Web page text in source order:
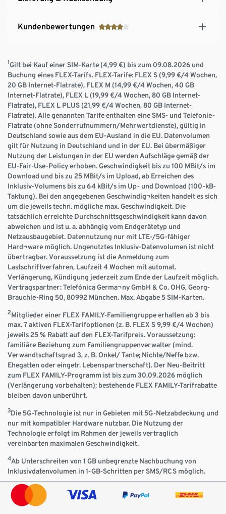
Kundenbewertungen
1Gilt bei Kauf einer SIM-Karte (4,99 €) bis zum 09.08.2026 und
Buchung eines FLEX-Tarifs. FLEX-Tarife: FLEX S (9,99 €/4 Wochen,
20 GB Internet-Flatrate), FLEX M (14,99 €/4 Wochen, 40 GB
Internet-Flatrate), FLEX L (19,99 €/4 Wochen, 80 GB Internet-
Flatrate), FLEX L PLUS (21,99 €/4 Wochen, 80 GB Internet-
Flatrate). Alle genannten Tarife enthalten eine SMS- und Telefonie-
Flatrate (ohne Sonderrufnummern/Mehrwertdienste), gültig in
Deutschland sowie aus dem EU-Ausland in die EU. Datenvolumen
gilt für Nutzung in Deutschland und in der EU. Bei übermäßiger
Nutzung der Leistungen in der EU werden Aufschläge gemäß der
EU-Fair-Use-Policy erhoben. Geschwindigkeit bis zu 100 MBit/s im
Download und bis zu 25 MBit/s im Upload, ab Erreichen des
Inklusiv-Volumens bis zu 64 kBit/s im Up- und Download (100-kB-
Taktung). Bei den angegebenen Geschwindig¬keiten handelt es sich
um die jeweils techn. mögliche max. Geschwindigkeit. Die
tatsächlich erreichte Durchschnittsgeschwindigkeit kann davon
abweichen und ist u. a. abhängig vom Endgerätetyp und
Netzausbaugebiet. Datennutzung nur mit LTE-/5G-fähiger
Hard¬ware möglich. Ungenutztes Inklusiv-Datenvolumen ist nicht
übertragbar. Voraussetzung ist die Anmeldung zum
Lastschriftverfahren, Laufzeit 4 Wochen mit automat.
Verlängerung, Kündigung jederzeit zum Ende der Laufzeit möglich.
Vertragspartner: Telefónica Germa¬ny GmbH & Co. OHG, Georg-
Brauchle-Ring 50, 80992 München. Max. Abgabe 5 SIM-Karten.
2Mitglieder einer FLEX FAMILY-Familiengruppe erhalten ab 3 bis
max. 7 aktiven FLEX-Tarifoptionen (z. B. FLEX S 9,99 €/4 Wochen)
jeweils 25 % Rabatt auf den FLEX-Tarifpreis. Voraussetzung:
familiäre Beziehung zum Familiengruppenverwalter (mind.
Verwandtschaftsgrad 3, z. B. Onkel/ Tante; Nichte/Neffe bzw.
Ehegatten oder eingetr. Lebenspartnerschaft). Der Neu-Beitritt
zum FLEX FAMILY-Programm ist bis zum 30.09.2026 möglich
(Verlängerung vorbehalten); bestehende FLEX FAMILY-Tarifrabatte
bleiben davon unberührt.
3Die 5G-Technologie ist nur in Gebieten mit 5G-Netzabdeckung und
nur mit kompatibler Hardware nutzbar. Die Nutzung der
Technologie erfolgt im Rahmen der jeweils vertraglich
vereinbarten maximalen Geschwindigkeit.
4Ab Unterschreiten von 1 GB unbegrenzte Nachbuchung von
Inklusivdatenvolumen in 1-GB-Schritten per SMS/RCS möglich.